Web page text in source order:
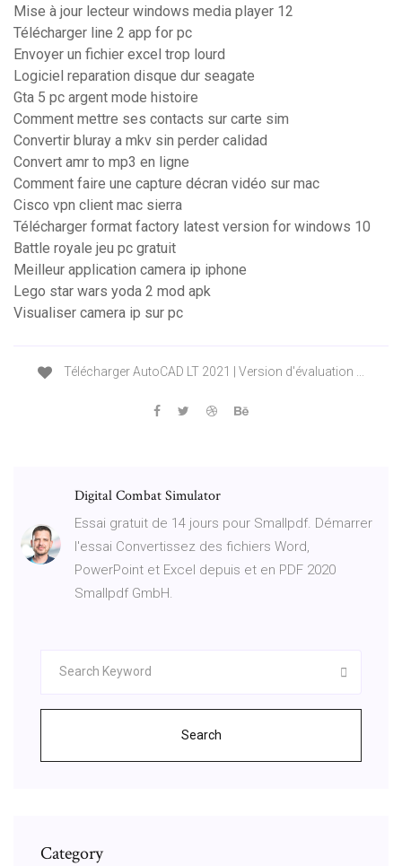
Mise à jour lecteur windows media player 12
Télécharger line 2 app for pc
Envoyer un fichier excel trop lourd
Logiciel reparation disque dur seagate
Gta 5 pc argent mode histoire
Comment mettre ses contacts sur carte sim
Convertir bluray a mkv sin perder calidad
Convert amr to mp3 en ligne
Comment faire une capture décran vidéo sur mac
Cisco vpn client mac sierra
Télécharger format factory latest version for windows 10
Battle royale jeu pc gratuit
Meilleur application camera ip iphone
Lego star wars yoda 2 mod apk
Visualiser camera ip sur pc
Télécharger AutoCAD LT 2021 | Version d'évaluation ...
Digital Combat Simulator
Essai gratuit de 14 jours pour Smallpdf. Démarrer
l'essai Convertissez des fichiers Word,
PowerPoint et Excel depuis et en PDF 2020
Smallpdf GmbH.
Search
Category